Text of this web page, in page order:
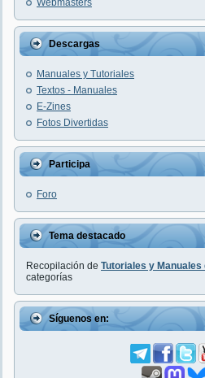
Webmasters
Descargas
Manuales y Tutoriales
Textos - Manuales
E-Zines
Fotos Divertidas
Participa
Foro
Tema destacado
Recopilación de Tutoriales y Manuales
categorías
Síguenos en: